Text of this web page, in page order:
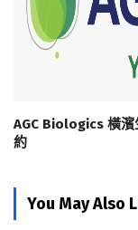
AGC Biologics 橫濱
約
You May Also